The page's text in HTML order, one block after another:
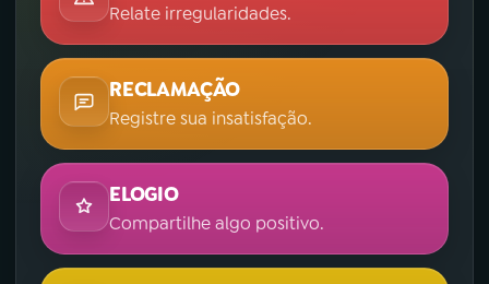
Relate irregularidades.
RECLAMAÇÃO
Registre sua insatisfação.
ELOGIO
Compartilhe algo positivo.